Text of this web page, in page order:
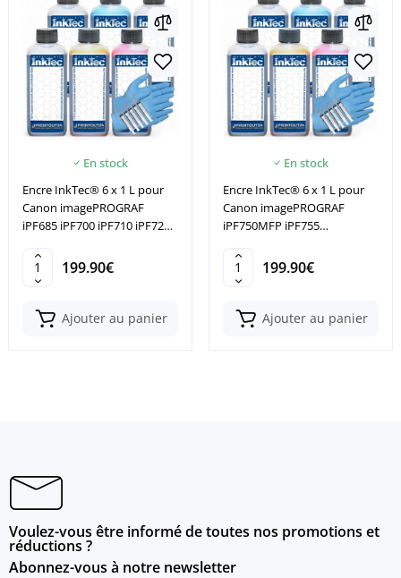
En stock
Encre InkTec® 6 x 1 L pour
Canon imagePROGRAF
iPF685 iPF700 iPF710 iPF720
199.90€
Ajouter au panier
En stock
Encre InkTec® 6 x 1 L pour
Canon imagePROGRAF
iPF750MFP iPF755
199.90€
Ajouter au panier
Voulez-vous être informé de toutes nos promotions et
réductions ?
Abonnez-vous à notre newsletter